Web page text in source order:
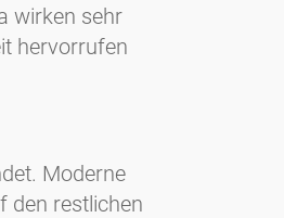
wirken sehr
hervorrufen
Moderne
den restlichen